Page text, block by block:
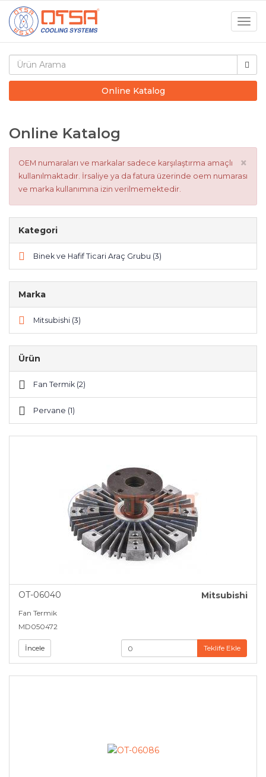
Online Katalog
Online Katalog
×
OEM numaraları ve markalar sadece karşılaştırma amaçlı
kullanılmaktadır. İrsaliye ya da fatura üzerinde oem numarası
ve marka kullanımına izin verilmemektedir.
Kategori
Binek ve Hafif Ticari Araç Grubu (3)
Marka
Mitsubishi (3)
Ürün
Fan Termik (2)
Pervane (1)
OT-06040 Mitsubishi
Fan Termik
MD050472
İncele Teklife Ekle